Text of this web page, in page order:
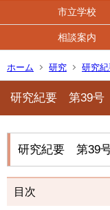
市立学校
相談案内
ホーム 研究 研究
研究紀要 第39号
研究紀要 第39号
目次